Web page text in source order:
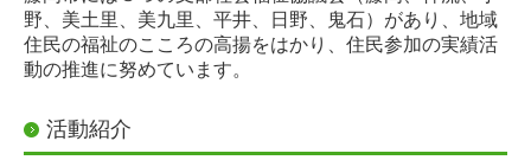
ミニデイサービス
安心カード
貸出事業
野、美土里、美九里、平井、日野、鬼石）があり、地域
住民の福祉のこころの高揚をはかり、住民参加の実績活
動の推進に努めています。
活動紹介